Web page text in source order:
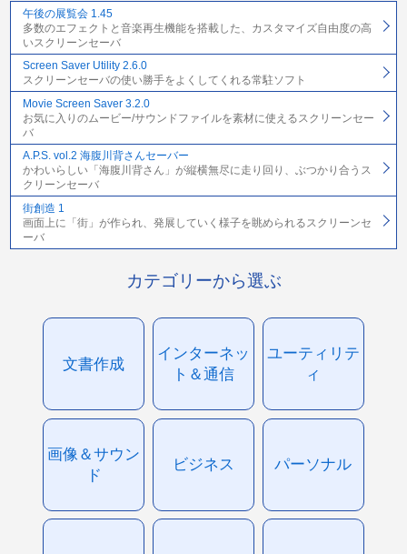
午後の展覧会 1.45
多数のエフェクトと音楽再生機能を搭載した、カスタマイズ自由度の高
いスクリーンセーバ
Screen Saver Utility 2.6.0
スクリーンセーバの使い勝手をよくしてくれる常駐ソフト
Movie Screen Saver 3.2.0
お気に入りのムービー/サウンドファイルを素材に使えるスクリーンセー
バ
A.P.S. vol.2 海腹川背さんセーバー
かわいらしい「海腹川背さん」が縦横無尽に走り回り、ぶつかり合うス
クリーンセーバ
街創造 1
画面上に「街」が作られ、発展していく様子を眺められるスクリーンセ
ーバ
カテゴリーから選ぶ
文書作成
インターネッ
ト＆通信
ユーティリテ
ィ
画像＆サウン
ド
ビジネス パーソナル